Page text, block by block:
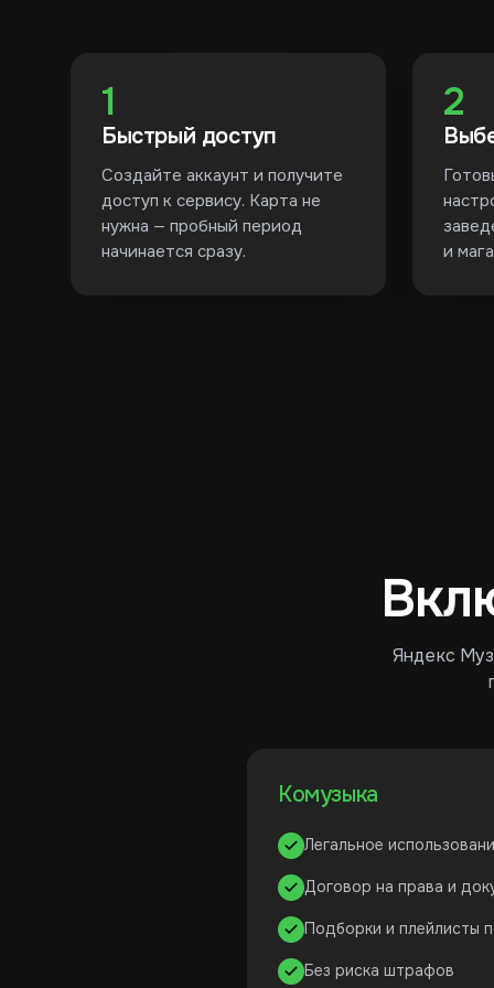
1
Быстрый доступ
Создайте аккаунт и получите
доступ к сервису. Карта не
нужна — пробный период
начинается сразу.
2
и
Яндекс
Комузыка
Легальное
Договор на права и
Подборки и плейлисты
Без риска штрафов